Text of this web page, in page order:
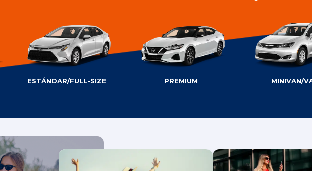
ESTÁNDAR/FULL-SIZE PREMIUM MINIVAN/